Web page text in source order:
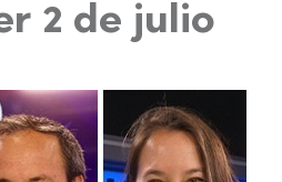
2 de julio